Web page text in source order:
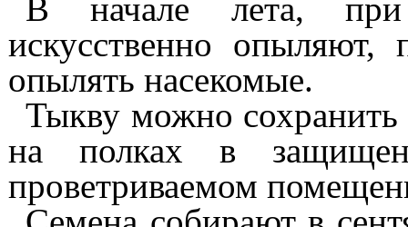
В начале лета, при
искусственно
опылять насекомые.
Тыкву можно сохранить
на полках в
проветриваемом